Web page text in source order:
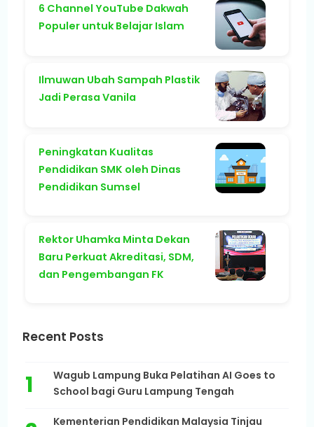
6 Channel YouTube Dakwah
Populer untuk Belajar Islam
Ilmuwan Ubah Sampah Plastik
Jadi Perasa Vanila
Peningkatan Kualitas
Pendidikan SMK oleh Dinas
Pendidikan Sumsel
Rektor Uhamka Minta Dekan
Baru Perkuat Akreditasi, SDM,
dan Pengembangan FK
Recent Posts
Wagub Lampung Buka Pelatihan AI Goes to
School bagi Guru Lampung Tengah
Kementerian Pendidikan Malaysia Tinjau